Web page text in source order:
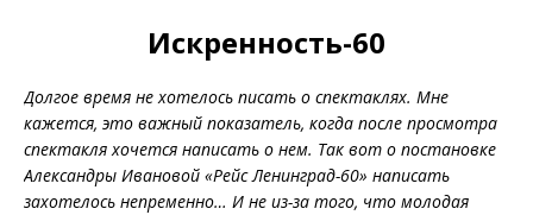
Искренность-60
Долгое время не хотелось писать о спектаклях. Мне
кажется, это важный показатель, когда после просмотра
спектакля хочется написать о нем. Так вот о постановке
Александры Ивановой «Рейс Ленинград-60» написать
захотелось непременно… И не из-за того, что молодая